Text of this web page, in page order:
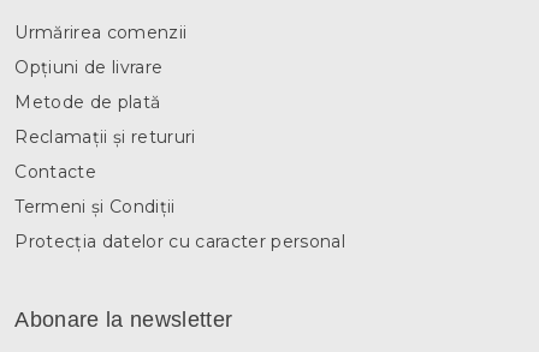
Urmărirea comenzii
Opțiuni de livrare
Metode de plată
Reclamații și retururi
Contacte
Termeni și Condiții
Protecția datelor cu caracter personal
Abonare la newsletter